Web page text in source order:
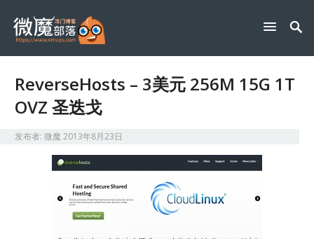
ReverseHosts – 3美元 256M 15G 1T
OVZ 圣迭戈
发布者:微魔2013年8月23日